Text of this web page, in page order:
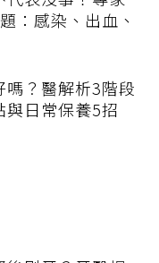
：感染、出血、
嗎？醫解析3階段
日常保養5招